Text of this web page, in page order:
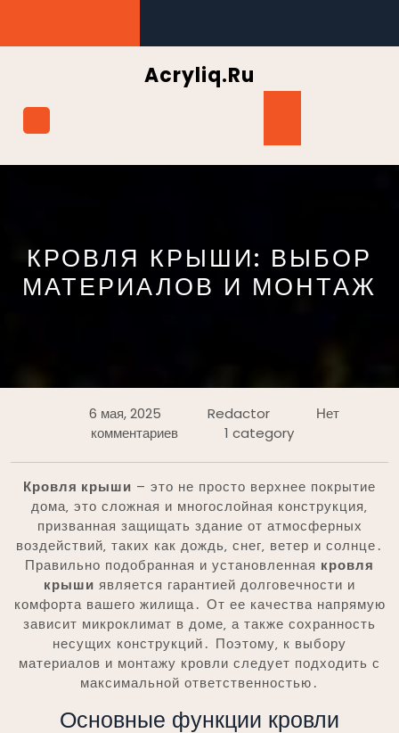
содержимому
Acryliq.ru
КРОВЛЯ КРЫШИ: ВЫБОР
МАТЕРИАЛОВ И МОНТАЖ
6 мая, 2025 Redactor
Нет
комментариев
1 category
Кровля крыши – это не просто верхнее покрытие
дома‚ это сложная и многослойная конструкция‚
призванная защищать здание от атмосферных
воздействий‚ таких как дождь‚ снег‚ ветер и солнце․
Правильно подобранная и установленная кровля
крыши является гарантией долговечности и
комфорта вашего жилища․ От ее качества напрямую
зависит микроклимат в доме‚ а также сохранность
несущих конструкций․ Поэтому‚ к выбору
материалов и монтажу кровли следует подходить с
максимальной ответственностью․
Основные функции кровли